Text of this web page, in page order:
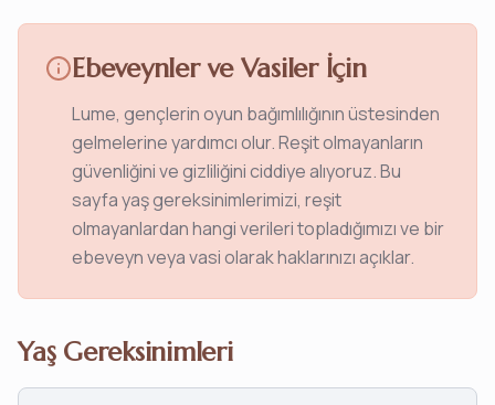
Ebeveynler ve Vasiler İçin
Lume, gençlerin oyun bağımlılığının üstesinden
gelmelerine yardımcı olur. Reşit olmayanların
güvenliğini ve gizliliğini ciddiye alıyoruz. Bu
sayfa yaş gereksinimlerimizi, reşit
olmayanlardan hangi verileri topladığımızı ve bir
ebeveyn veya vasi olarak haklarınızı açıklar.
Yaş Gereksinimleri